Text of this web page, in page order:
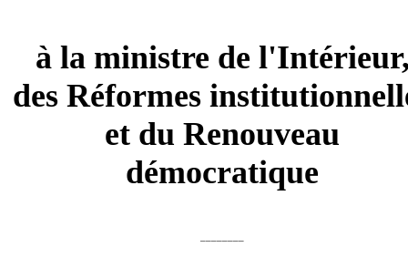
à la ministre de
des Réformes
et du Renouveau
démocratique